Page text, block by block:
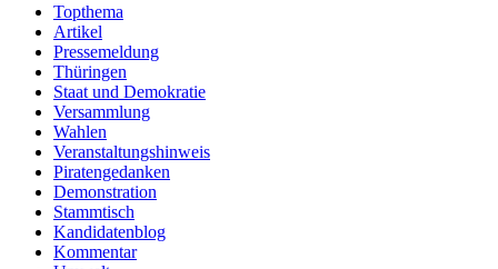
Topthema
Artikel
Pressemeldung
Thüringen
Staat und Demokratie
Versammlung
Wahlen
Veranstaltungshinweis
Piratengedanken
Demonstration
Stammtisch
Kandidatenblog
Kommentar